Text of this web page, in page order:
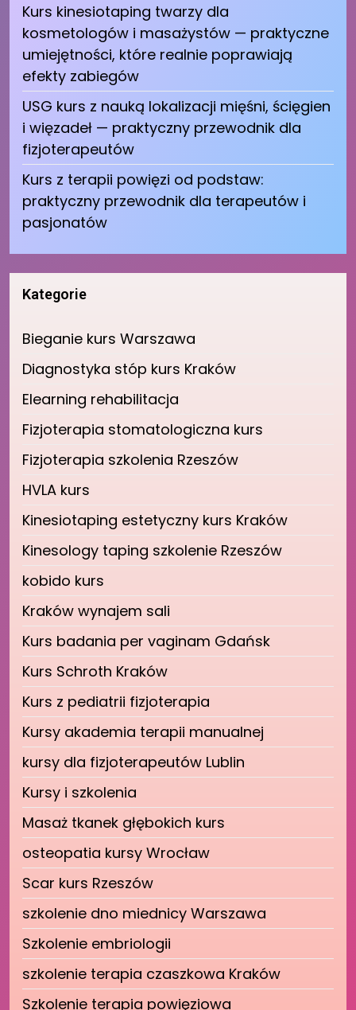
Kurs kinesiotaping twarzy dla
kosmetologów i masażystów — praktyczne
umiejętności, które realnie poprawiają
efekty zabiegów
USG kurs z nauką lokalizacji mięśni, ścięgien
i więzadeł — praktyczny przewodnik dla
fizjoterapeutów
Kurs z terapii powięzi od podstaw:
praktyczny przewodnik dla terapeutów i
pasjonatów
Kategorie
Bieganie kurs Warszawa
Diagnostyka stóp kurs Kraków
Elearning rehabilitacja
Fizjoterapia stomatologiczna kurs
Fizjoterapia szkolenia Rzeszów
HVLA kurs
Kinesiotaping estetyczny kurs Kraków
Kinesology taping szkolenie Rzeszów
kobido kurs
Kraków wynajem sali
Kurs badania per vaginam Gdańsk
Kurs Schroth Kraków
Kurs z pediatrii fizjoterapia
Kursy akademia terapii manualnej
kursy dla fizjoterapeutów Lublin
Kursy i szkolenia
Masaż tkanek głębokich kurs
osteopatia kursy Wrocław
Scar kurs Rzeszów
szkolenie dno miednicy Warszawa
Szkolenie embriologii
szkolenie terapia czaszkowa Kraków
Szkolenie terapia powięziowa